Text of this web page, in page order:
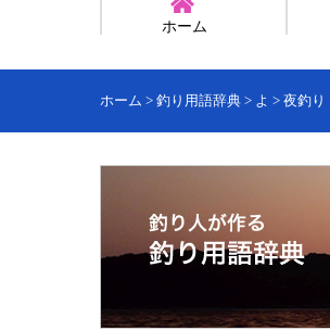
ホーム
ホーム > 釣り用語辞典 > よ > 夜釣り